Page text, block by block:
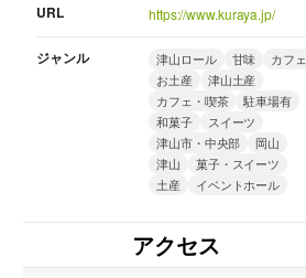
URL https://www.kuraya.jp/
ジャンル 津山ロール 甘味
カフェ
お土産
津山土産
カフェ・喫茶
駐車場有
和菓子
スイーツ
津山市・中央部
岡山
津山
菓子・スイーツ
土産
イベントホール
アクセス